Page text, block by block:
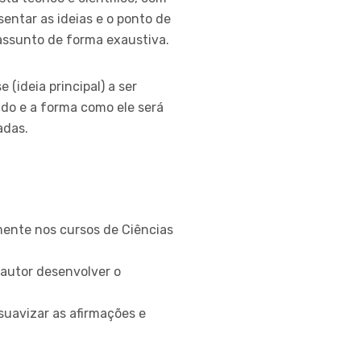
as ideias e o ponto de
de forma exaustiva.
(ideia principal) a ser
e a forma como ele será
nos cursos de Ciências
desenvolver o
as afirmações e